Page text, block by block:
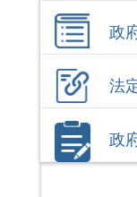
政
法
政